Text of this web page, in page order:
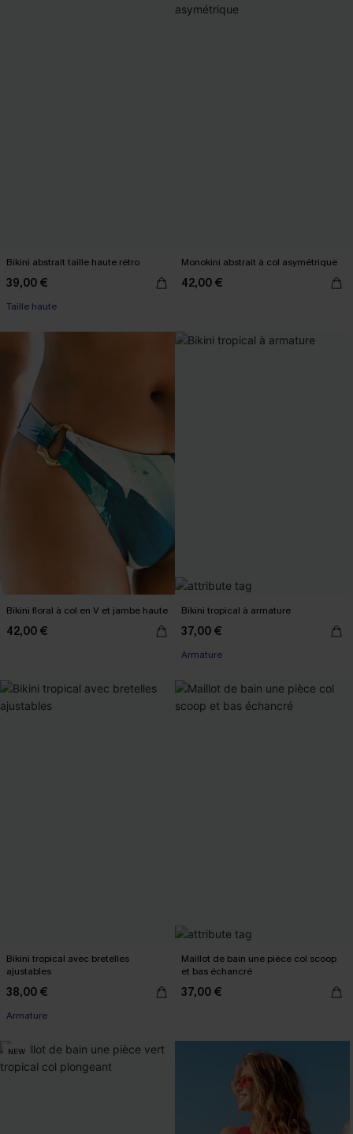
Bikini abstrait taille haute rétro
39,00 €
Taille haute
Monokini abstrait à col asymétrique
42,00 €
Bikini floral à col en V et jambe haute
42,00 €
Bikini tropical à armature
37,00 €
Armature
Bikini tropical avec bretelles
ajustables
38,00 €
Armature
Maillot de bain une pièce col scoop
et bas échancré
37,00 €
NEW